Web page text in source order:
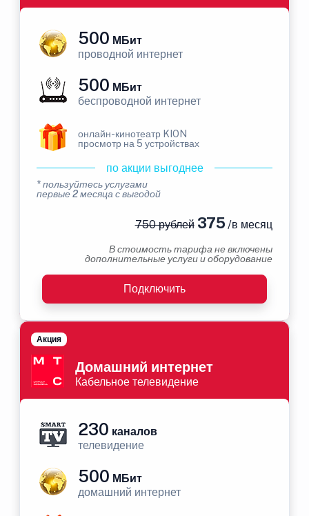
500 МБит
проводной интернет
500 МБит
беспроводной интернет
онлайн-кинотеатр KION
просмотр на 5 устройствах
по акции выгоднее
* пользуйтесь услугами
первые 2 месяца с выгодой
750 рублей375 /в месяц
В стоимость тарифа не включены
дополнительные услуги и оборудование
Подключить
Домашний интернет
Кабельное телевидение
Акция
230 каналов
телевидение
500 МБит
домашний интернет